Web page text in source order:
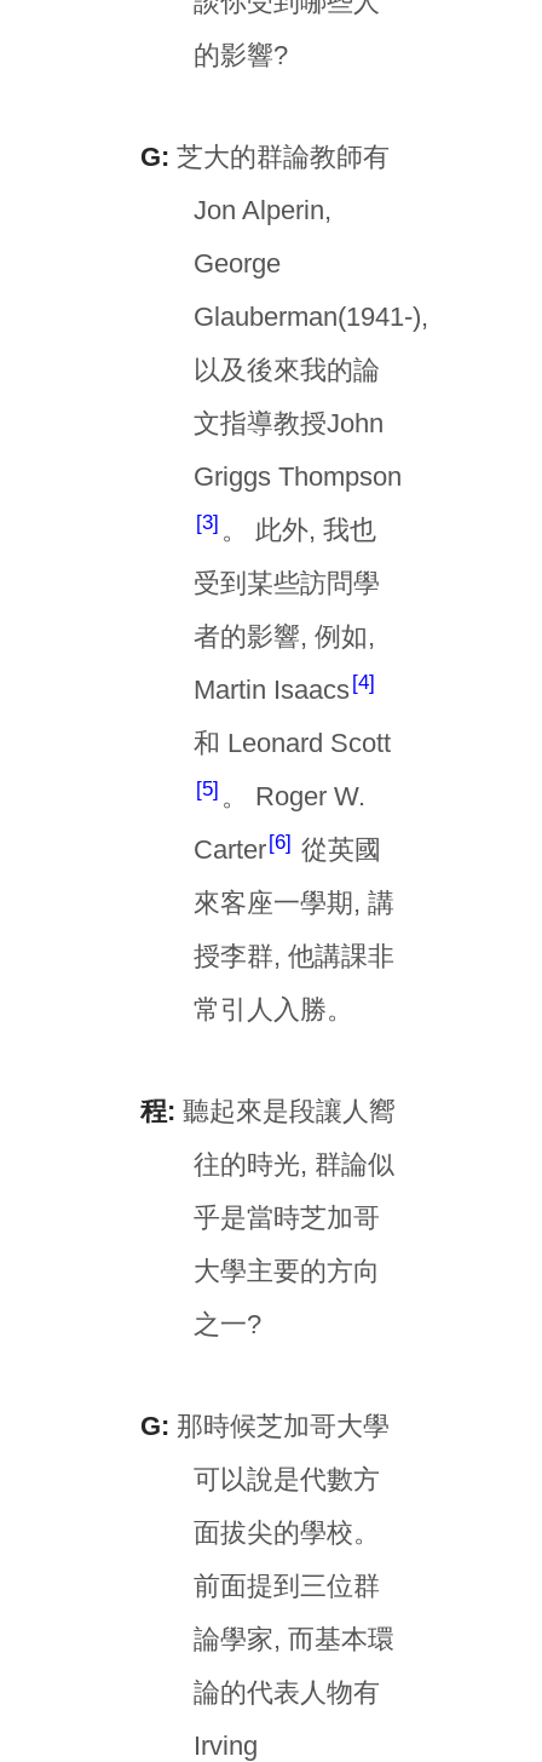
的影響?
G: 芝大的群論教師有
Jon Alperin,
George
Glauberman(1941-),
以及後來我的論
文指導教授John
Griggs Thompson
3 。 此外, 我也
受到某些訪問學
者的影響, 例如,
Martin Isaacs 4
和 Leonard Scott
5 。 Roger W.
Carter 6
從英國
來客座一學期, 講
授李群, 他講課非
常引人入勝。
程: 聽起來是段讓人嚮
往的時光, 群論似
乎是當時芝加哥
大學主要的方向
之一?
G: 那時候芝加哥大學
可以說是代數方
面拔尖的學校。
前面提到三位群
論學家, 而基本環
論的代表人物有
Irving